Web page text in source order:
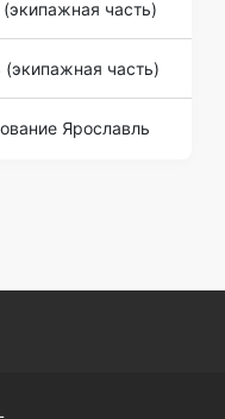
часть)
часть)
Ярославль